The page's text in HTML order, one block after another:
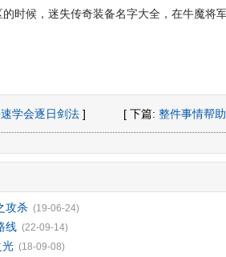
时候，迷失传奇装备名字大全，在牛魔将
学会逐日剑法 ] [ 下篇: 整件事情帮
攻杀 (19-06-24)
线 (22-09-14)
光 (18-09-08)